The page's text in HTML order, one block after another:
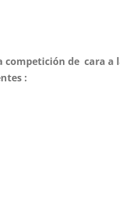
competición de cara a
: